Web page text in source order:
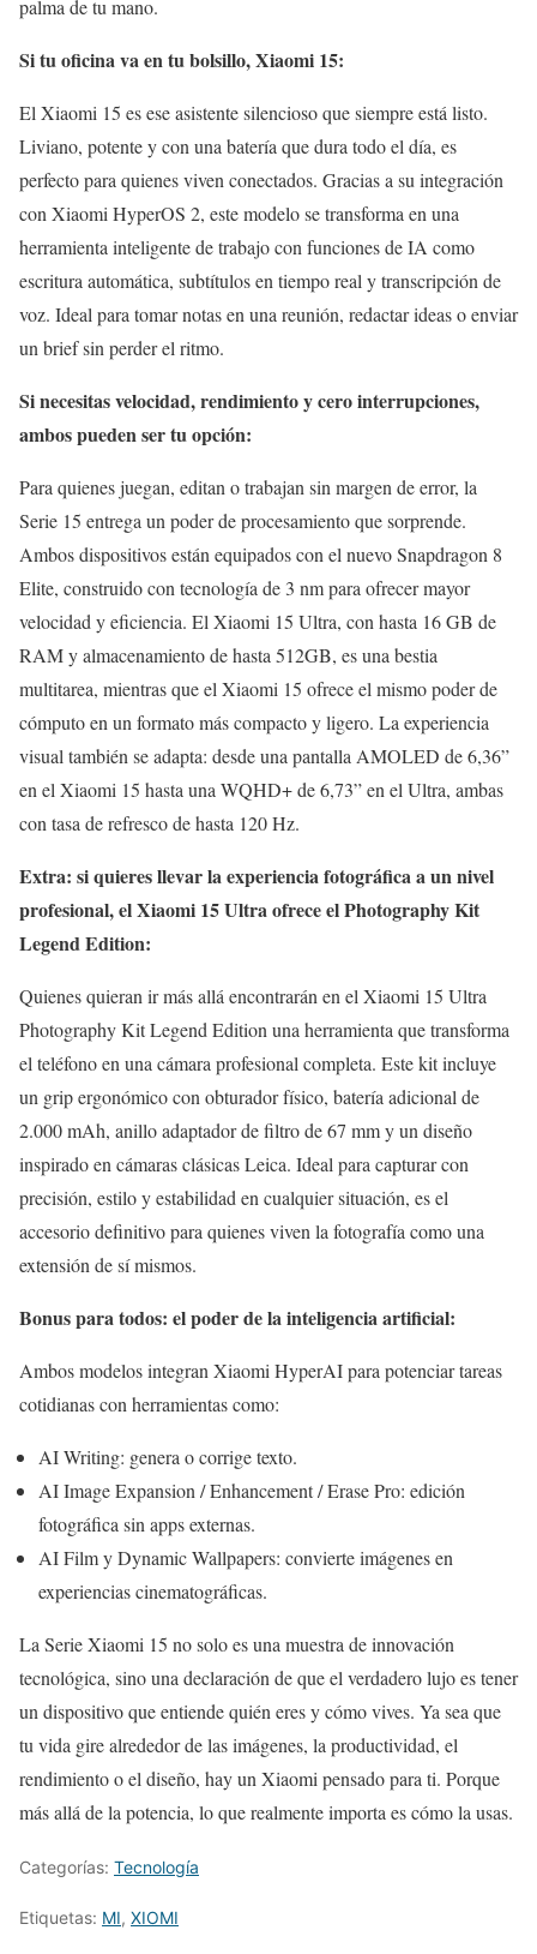
palma de tu mano.
Si tu oficina va en tu bolsillo, Xiaomi 15:
El Xiaomi 15 es ese asistente silencioso que siempre está listo.
Liviano, potente y con una batería que dura todo el día, es
perfecto para quienes viven conectados. Gracias a su integración
con Xiaomi HyperOS 2, este modelo se transforma en una
herramienta inteligente de trabajo con funciones de IA como
escritura automática, subtítulos en tiempo real y transcripción de
voz. Ideal para tomar notas en una reunión, redactar ideas o enviar
un brief sin perder el ritmo.
Si necesitas velocidad, rendimiento y cero interrupciones,
ambos pueden ser tu opción:
Para quienes juegan, editan o trabajan sin margen de error, la
Serie 15 entrega un poder de procesamiento que sorprende.
Ambos dispositivos están equipados con el nuevo Snapdragon 8
Elite, construido con tecnología de 3 nm para ofrecer mayor
velocidad y eficiencia. El Xiaomi 15 Ultra, con hasta 16 GB de
RAM y almacenamiento de hasta 512GB, es una bestia
multitarea, mientras que el Xiaomi 15 ofrece el mismo poder de
cómputo en un formato más compacto y ligero. La experiencia
visual también se adapta: desde una pantalla AMOLED de 6,36”
en el Xiaomi 15 hasta una WQHD+ de 6,73” en el Ultra, ambas
con tasa de refresco de hasta 120 Hz.
Extra: si quieres llevar la experiencia fotográfica a un nivel
profesional, el Xiaomi 15 Ultra ofrece el Photography Kit
Legend Edition:
Quienes quieran ir más allá encontrarán en el Xiaomi 15 Ultra
Photography Kit Legend Edition una herramienta que transforma
el teléfono en una cámara profesional completa. Este kit incluye
un grip ergonómico con obturador físico, batería adicional de
2.000 mAh, anillo adaptador de filtro de 67 mm y un diseño
inspirado en cámaras clásicas Leica. Ideal para capturar con
precisión, estilo y estabilidad en cualquier situación, es el
accesorio definitivo para quienes viven la fotografía como una
extensión de sí mismos.
Bonus para todos: el poder de la inteligencia artificial:
Ambos modelos integran Xiaomi HyperAI para potenciar tareas
cotidianas con herramientas como:
AI Writing: genera o corrige texto.
AI Image Expansion / Enhancement / Erase Pro: edición
fotográfica sin apps externas.
AI Film y Dynamic Wallpapers: convierte imágenes en
experiencias cinematográficas.
La Serie Xiaomi 15 no solo es una muestra de innovación
tecnológica, sino una declaración de que el verdadero lujo es tener
un dispositivo que entiende quién eres y cómo vives. Ya sea que
tu vida gire alrededor de las imágenes, la productividad, el
rendimiento o el diseño, hay un Xiaomi pensado para ti. Porque
más allá de la potencia, lo que realmente importa es cómo la usas.
Categorías: Tecnología
Etiquetas: MI, XIOMI